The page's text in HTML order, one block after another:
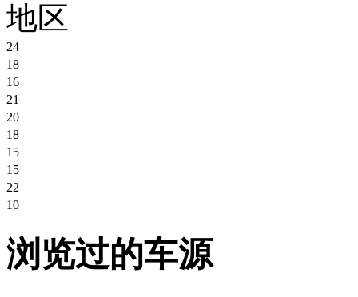
地区
24
别克君威
温州市
18
保时捷718Cayman
温州市
16
本田缤智CVT两驱舒适型
温州市
21
丰田凯美瑞
温州市
20
奥迪A4L
温州市
18
保时捷718Cayman
温州市
15
奇瑞瑞虎5
15
大众迈腾旅行版
温州市
22
温州市
10
大众CC 2.0T 四座高配
温州市
浏览过的车源